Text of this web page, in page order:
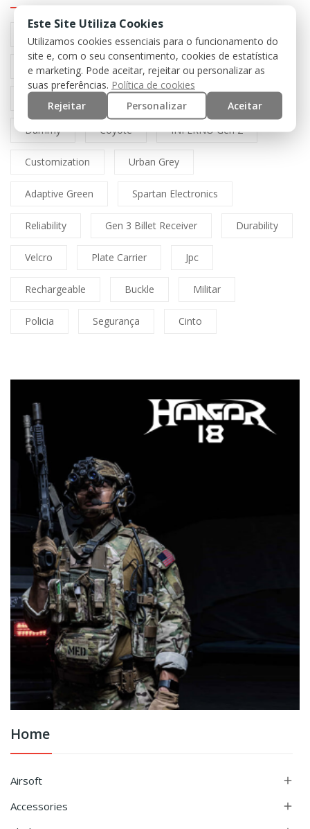
Preto Black
Multicam Mfh Boné Cordura
Lasercut Spitfire Direct Action
Dummy Coyote INFERNO Gen 2
Customization Urban Grey
Adaptive Green Spartan Electronics
Reliability Gen 3 Billet Receiver Durability
Velcro Plate Carrier Jpc
Rechargeable Buckle Militar
Policia Segurança Cinto
Home
Airsoft 
Accessories 
Este Site Utiliza Cookies
Utilizamos cookies essenciais para o funcionamento do
site e, com o seu consentimento, cookies de estatística
e marketing. Pode aceitar, rejeitar ou personalizar as
suas preferências. Política de cookies
Rejeitar
Personalizar Aceitar